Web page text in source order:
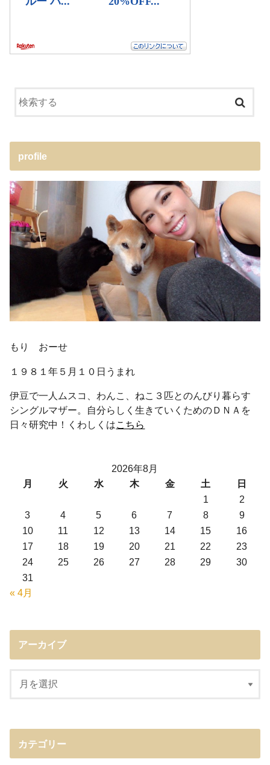
profile
もり おーせ
１９８１年５月１０日うまれ
伊豆で一人ムスコ、わんこ、ねこ３匹とのんびり暮らす
シングルマザー。自分らしく生きていくためのＤＮＡを
日々研究中！くわしくはこちら
2026年8月
月
火 水 木 金 土
日
1
2
3
4 5 6 7 8
9
10
11 12 13 14 15
16
17
18 19 20 21 22
23
24
25 26 27 28 29
30
31
« 4月
アーカイブ
カテゴリー